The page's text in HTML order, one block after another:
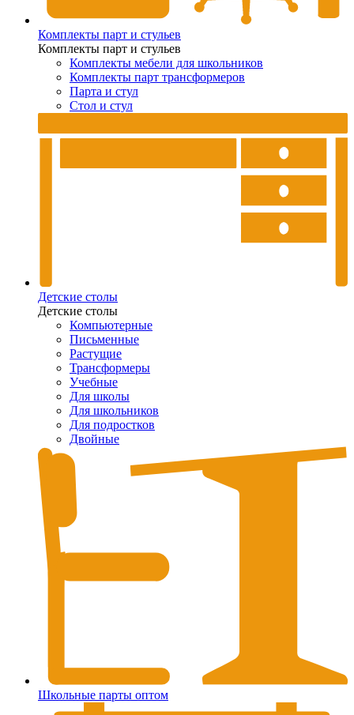
Комплекты парт и стульев
Комплекты парт и стульев
Комплекты мебели для школьников
Комплекты парт трансформеров
Парта и стул
Стол и стул
Детские столы
Детские столы
Компьютерные
Письменные
Растущие
Трансформеры
Учебные
Для школы
Для школьников
Для подростков
Двойные
Школьные парты оптом